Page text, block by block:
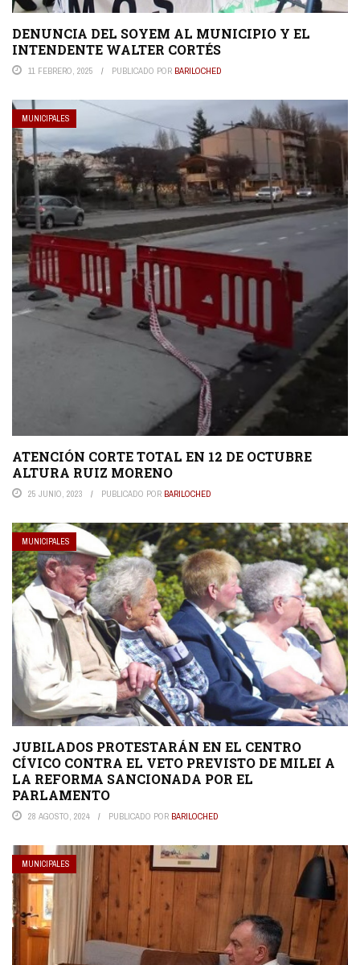
DENUNCIA DEL SOYEM AL MUNICIPIO Y EL
INTENDENTE WALTER CORTÉS
11 FEBRERO, 2025 PUBLICADO POR BARILOCHED
MUNICIPALES
ATENCIÓN CORTE TOTAL EN 12 DE OCTUBRE
ALTURA RUIZ MORENO
25 JUNIO, 2023 PUBLICADO POR BARILOCHED
MUNICIPALES
JUBILADOS PROTESTARÁN EN EL CENTRO
CÍVICO CONTRA EL VETO PREVISTO DE MILEI A
LA REFORMA SANCIONADA POR EL
PARLAMENTO
28 AGOSTO, 2024 PUBLICADO POR BARILOCHED
MUNICIPALES